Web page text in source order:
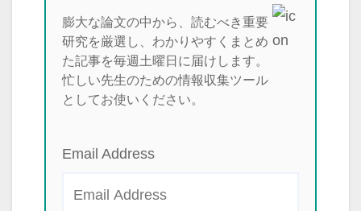
膨大な論文の中から、読むべき重要
研究を厳選し、わかりやすくまとめ
た記事を毎週土曜日に届けします。
忙しい先生のための情報収集ツール
としてお使いください。
Email Address